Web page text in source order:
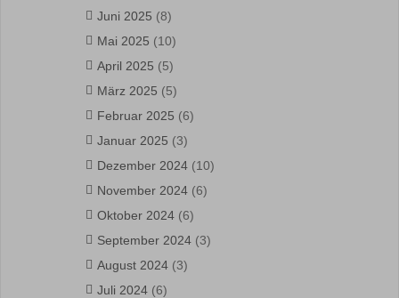
Juni 2025 (8)
Mai 2025 (10)
April 2025 (5)
März 2025 (5)
Februar 2025 (6)
Januar 2025 (3)
Dezember 2024 (10)
November 2024 (6)
Oktober 2024 (6)
September 2024 (3)
August 2024 (3)
Juli 2024 (6)